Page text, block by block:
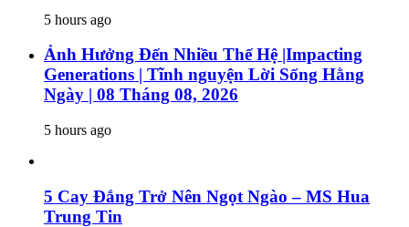
5 hours ago
Ảnh Hưởng Đến Nhiều Thế Hệ |Impacting
Generations | Tĩnh nguyện Lời Sống Hằng
Ngày | 08 Tháng 08, 2026
5 hours ago
5 Cay Đắng Trở Nên Ngọt Ngào – MS Hua
Trung Tin